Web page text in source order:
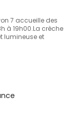
7 accueille des
à 19h00.La crèche
lumineuse et